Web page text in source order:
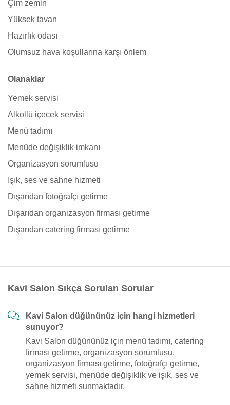
Çim zemin
Yüksek tavan
Hazırlık odası
Olumsuz hava koşullarına karşı önlem
Olanaklar
Yemek servisi
Alkollü içecek servisi
Menü tadımı
Menüde değişiklik imkanı
Organizasyon sorumlusu
Işık, ses ve sahne hizmeti
Dışarıdan fotoğrafçı getirme
Dışarıdan organizasyon firması getirme
Dışarıdan catering firması getirme
Kavi Salon Sıkça Sorulan Sorular
Kavi Salon düğününüz için hangi hizmetleri
sunuyor?
Kavi Salon düğününüz için menü tadımı, catering
firması getirme, organizasyon sorumlusu,
organizasyon firması getirme, fotoğrafçı getirme,
yemek servisi, menüde değişiklik ve işık, ses ve
sahne hizmeti sunmaktadır.